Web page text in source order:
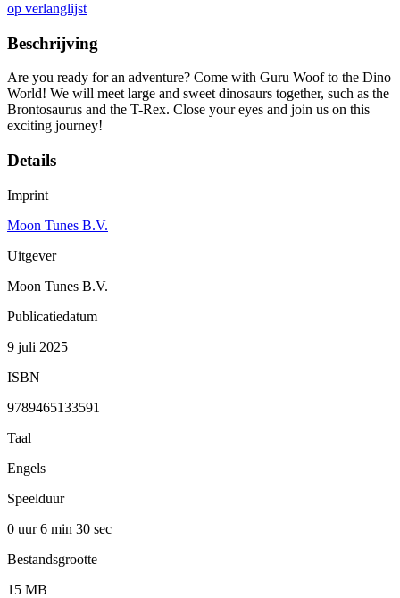
op verlanglijst
Beschrijving
Are you ready for an adventure? Come with Guru Woof to the Dino
World! We will meet large and sweet dinosaurs together, such as the
Brontosaurus and the T-Rex. Close your eyes and join us on this
exciting journey!
Details
Imprint
Moon Tunes B.V.
Uitgever
Moon Tunes B.V.
Publicatiedatum
9 juli 2025
ISBN
9789465133591
Taal
Engels
Speelduur
0 uur 6 min 30 sec
Bestandsgrootte
15 MB